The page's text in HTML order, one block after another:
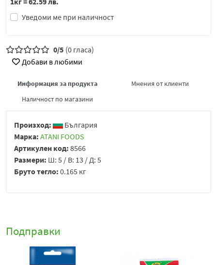
Уведоми ме при наличност
0/5 (0 гласа)
Добави в любими
Информация за продукта
Мнения от клиенти
Наличност по магазини
Произход:
България
Марка: ATANI FOODS
Артикулен код: 8566
Размери: Ш: 5 / В: 13 / Д: 5
Бруто тегло: 0.165 кг
Подправки